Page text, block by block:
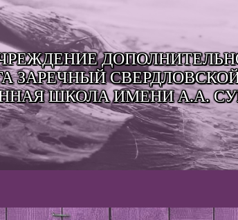
ЗАРЕЧНЫЙ
ШКОЛА ИМЕНИ А.А.